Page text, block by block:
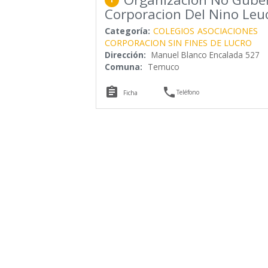
Corporacion Del Nino
Categoría: COLEGIOS ASOCIACIONES
CORPORACION SIN FINES DE LUCRO
Dirección: Manuel Blanco Encalada 527
Comuna: Temuco
 Ficha Teléfono